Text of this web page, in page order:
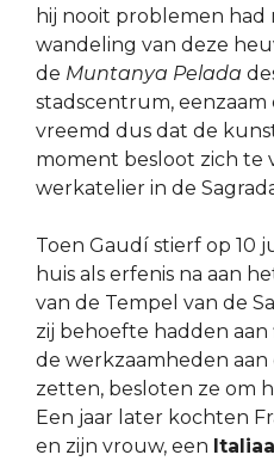
hij nooit problemen had
wandeling van deze
de Muntanya Pelada
stadscentrum,
vreemd dus dat de
moment besloot zich te
werkatelier in de
Toen Gaudí stierf op 10
huis als erfenis na aan
van de Tempel van de
zij behoefte hadden
de werkzaamheden
zetten, besloten ze om
Een jaar later kochten
en zijn vrouw, een